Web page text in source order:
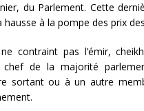
du Parlement. Cette
hausse à la pompe des prix
contraint pas l’émir,
de la majorité
sortant ou à un autre